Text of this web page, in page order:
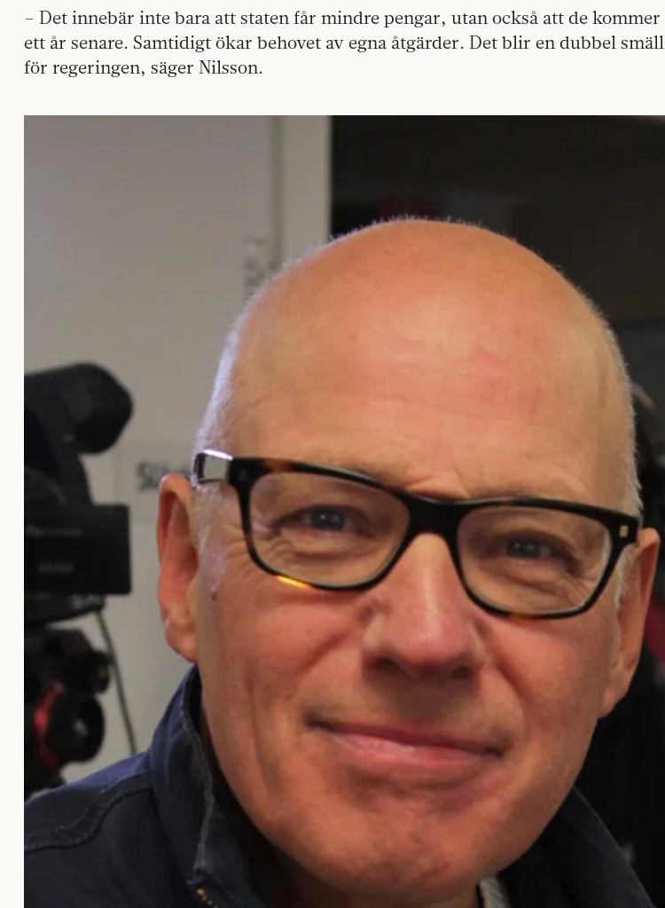
– Det innebär inte bara att staten får mindre pengar, utan också att de kommer
ett år senare. Samtidigt ökar behovet av egna åtgärder. Det blir en dubbel smäll
för regeringen, säger Nilsson.